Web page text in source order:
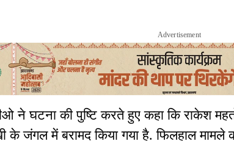
Advertisement
ने घटना की पुष्टि करते हुए कहा कि राकेश
के जंगल में बरामद किया गया है. फिलहाल मामले